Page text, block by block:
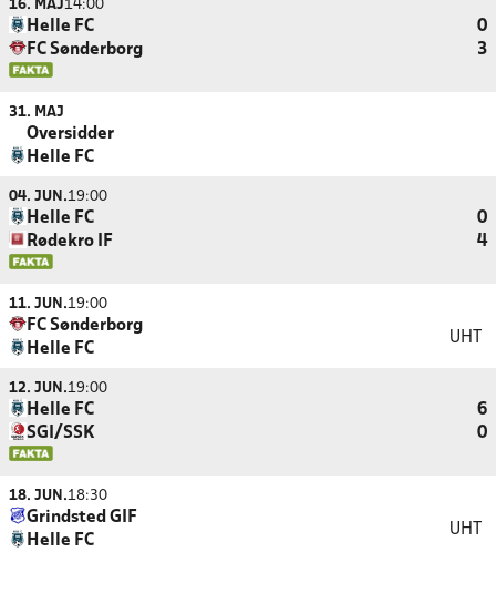
16. MAJ14:00
Helle FC
0
FC Sønderborg
3
31. MAJ
Oversidder
Helle FC
04. JUN.19:00
Helle FC
0
Rødekro IF
4
11. JUN.19:00
FC Sønderborg
Helle FC
UHT
12. JUN.19:00
Helle FC
6
SGI/SSK
0
18. JUN.18:30
Grindsted GIF
Helle FC
UHT